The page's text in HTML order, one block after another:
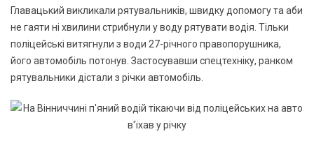
Главацький викликали рятувальників, швидку допомогу та аби
не гаяти ні хвилини стрибнули у воду рятувати водія. Тільки
поліцейські витягнули з води 27-річного правопорушника,
його автомобіль потонув. Застосувавши спецтехніку, ранком
рятувальники дістали з річки автомобіль.